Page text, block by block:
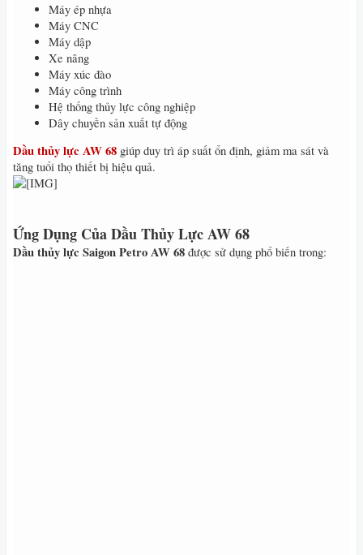
Máy ép nhựa
Máy CNC
Máy dập
Xe nâng
Máy xúc đào
Máy công trình
Hệ thống thủy lực công nghiệp
Dây chuyền sản xuất tự động
Dầu thủy lực AW 68 giúp duy trì áp suất ổn định, giảm ma sát và
tăng tuổi thọ thiết bị hiệu quả.
Ứng Dụng Của Dầu Thủy Lực AW 68
Dầu thủy lực Saigon Petro AW 68 được sử dụng phổ biến trong: